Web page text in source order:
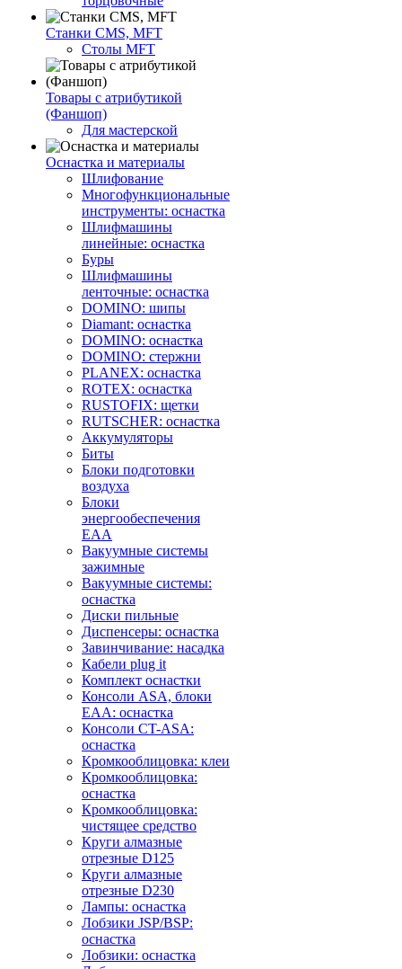
Станки CMS, MFT
Столы MFT
Товары с атрибутикой
(Фаншоп)
Для мастерской
Оснастка и материалы
Шлифование
Многофункциональные
инструменты: оснастка
Шлифмашины
линейные: оснастка
Буры
Шлифмашины
ленточные: оснастка
DOMINO: шипы
Diamant: оснастка
DOMINO: оснастка
DOMINO: стержни
PLANEX: оснастка
ROTEX: оснастка
RUSTOFIX: щетки
RUTSCHER: оснастка
Аккумуляторы
Биты
Блоки подготовки
воздуха
Блоки
энергообеспечения
EAA
Вакуумные системы
зажимные
Вакуумные системы:
оснастка
Диски пильные
Диспенсеры: оснастка
Завинчивание: насадка
Кабели plug it
Комплект оснастки
Консоли ASA, блоки
EAA: оснастка
Консоли CT-ASA:
оснастка
Кромкооблицовка: клеи
Кромкооблицовка:
оснастка
Кромкооблицовка:
чистящее средство
Круги алмазные
отрезные D125
Круги алмазные
отрезные D230
Лампы: оснастка
Лобзики JSP/BSP:
оснастка
Лобзики: оснастка